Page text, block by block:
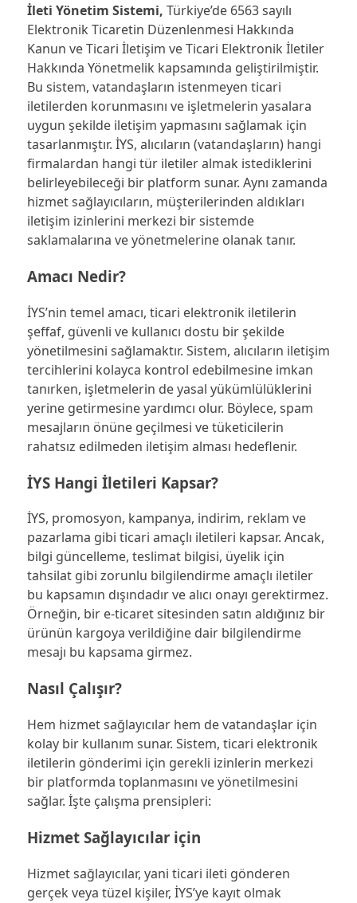
İleti Yönetim Sistemi, Türkiye’de 6563 sayılı
Elektronik Ticaretin Düzenlenmesi Hakkında
Kanun ve Ticari İletişim ve Ticari Elektronik İletiler
Hakkında Yönetmelik kapsamında geliştirilmiştir.
Bu sistem, vatandaşların istenmeyen ticari
iletilerden korunmasını ve işletmelerin yasalara
uygun şekilde iletişim yapmasını sağlamak için
tasarlanmıştır. İYS, alıcıların (vatandaşların) hangi
firmalardan hangi tür iletiler almak istediklerini
belirleyebileceği bir platform sunar. Aynı zamanda
hizmet sağlayıcıların, müşterilerinden aldıkları
iletişim izinlerini merkezi bir sistemde
saklamalarına ve yönetmelerine olanak tanır.
Amacı Nedir?
İYS’nin temel amacı, ticari elektronik iletilerin
şeffaf, güvenli ve kullanıcı dostu bir şekilde
yönetilmesini sağlamaktır. Sistem, alıcıların iletişim
tercihlerini kolayca kontrol edebilmesine imkan
tanırken, işletmelerin de yasal yükümlülüklerini
yerine getirmesine yardımcı olur. Böylece, spam
mesajların önüne geçilmesi ve tüketicilerin
rahatsız edilmeden iletişim alması hedeflenir.
İYS Hangi İletileri Kapsar?
İYS, promosyon, kampanya, indirim, reklam ve
pazarlama gibi ticari amaçlı iletileri kapsar. Ancak,
bilgi güncelleme, teslimat bilgisi, üyelik için
tahsilat gibi zorunlu bilgilendirme amaçlı iletiler
bu kapsamın dışındadır ve alıcı onayı gerektirmez.
Örneğin, bir e-ticaret sitesinden satın aldığınız bir
ürünün kargoya verildiğine dair bilgilendirme
mesajı bu kapsama girmez.
Nasıl Çalışır?
Hem hizmet sağlayıcılar hem de vatandaşlar için
kolay bir kullanım sunar. Sistem, ticari elektronik
iletilerin gönderimi için gerekli izinlerin merkezi
bir platformda toplanmasını ve yönetilmesini
sağlar. İşte çalışma prensipleri:
Hizmet Sağlayıcılar için
Hizmet sağlayıcılar, yani ticari ileti gönderen
gerçek veya tüzel kişiler, İYS’ye kayıt olmak